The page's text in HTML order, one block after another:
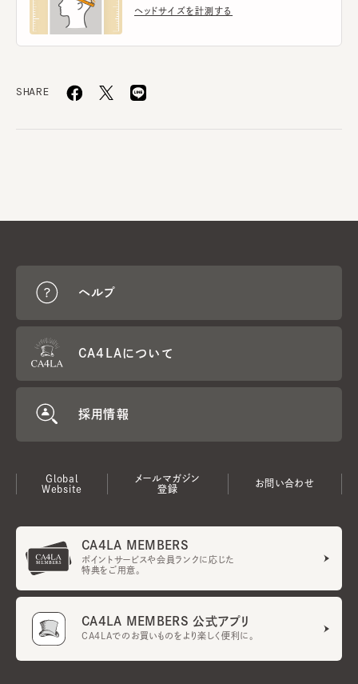
ヘッドサイズを計測する
SHARE
ヘルプ
CA4LAについて
採用情報
Global
Website
メールマガジン
登録
お問い合わせ
CA4LA MEMBERS
ポイントサービスや会員ランクに応じた
特典をご用意。
CA4LA MEMBERS 公式アプリ
CA4LAでのお買いものをより楽しく便利に。